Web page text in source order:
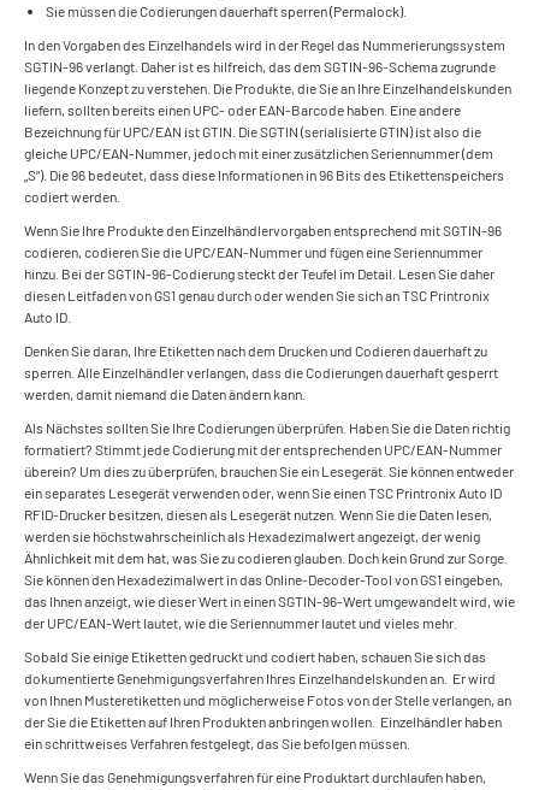
Sie müssen die Codierungen dauerhaft sperren (Permalock).
In den Vorgaben des Einzelhandels wird in der Regel das Nummerierungssystem
SGTIN-96 verlangt. Daher ist es hilfreich, das dem SGTIN-96-Schema zugrunde
liegende Konzept zu verstehen. Die Produkte, die Sie an Ihre Einzelhandelskunden
liefern, sollten bereits einen UPC- oder EAN-Barcode haben. Eine andere
Bezeichnung für UPC/EAN ist GTIN. Die SGTIN (serialisierte GTIN) ist also die
gleiche UPC/EAN-Nummer, jedoch mit einer zusätzlichen Seriennummer (dem
„S“). Die 96 bedeutet, dass diese Informationen in 96 Bits des Etikettenspeichers
codiert werden.
Wenn Sie Ihre Produkte den Einzelhändlervorgaben entsprechend mit SGTIN-96
codieren, codieren Sie die UPC/EAN-Nummer und fügen eine Seriennummer
hinzu. Bei der SGTIN-96-Codierung steckt der Teufel im Detail. Lesen Sie daher
diesen Leitfaden von GS1 genau durch oder wenden Sie sich an TSC Printronix
Auto ID.
Denken Sie daran, Ihre Etiketten nach dem Drucken und Codieren dauerhaft zu
sperren. Alle Einzelhändler verlangen, dass die Codierungen dauerhaft gesperrt
werden, damit niemand die Daten ändern kann.
Als Nächstes sollten Sie Ihre Codierungen überprüfen. Haben Sie die Daten richtig
formatiert? Stimmt jede Codierung mit der entsprechenden UPC/EAN-Nummer
überein? Um dies zu überprüfen, brauchen Sie ein Lesegerät. Sie können entweder
ein separates Lesegerät verwenden oder, wenn Sie einen TSC Printronix Auto ID
RFID-Drucker besitzen, diesen als Lesegerät nutzen. Wenn Sie die Daten lesen,
werden sie höchstwahrscheinlich als Hexadezimalwert angezeigt, der wenig
Ähnlichkeit mit dem hat, was Sie zu codieren glauben. Doch kein Grund zur Sorge.
Sie können den Hexadezimalwert in das Online-Decoder-Tool von GS1 eingeben,
das Ihnen anzeigt, wie dieser Wert in einen SGTIN-96-Wert umgewandelt wird, wie
der UPC/EAN-Wert lautet, wie die Seriennummer lautet und vieles mehr.
Sobald Sie einige Etiketten gedruckt und codiert haben, schauen Sie sich das
dokumentierte Genehmigungsverfahren Ihres Einzelhandelskunden an. Er wird
von Ihnen Musteretiketten und möglicherweise Fotos von der Stelle verlangen, an
der Sie die Etiketten auf Ihren Produkten anbringen wollen. Einzelhändler haben
ein schrittweises Verfahren festgelegt, das Sie befolgen müssen.
Wenn Sie das Genehmigungsverfahren für eine Produktart durchlaufen haben,